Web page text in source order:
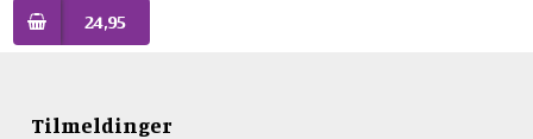
24,95
Tilmeldinger